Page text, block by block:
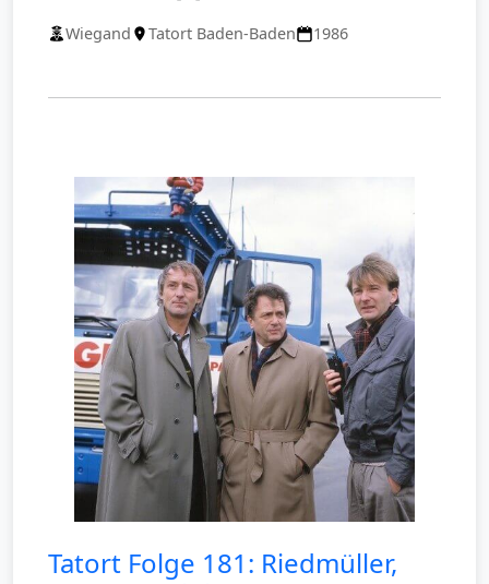
Wiegand Tatort Baden-Baden 1986
Tatort Folge 181: Riedmüller,